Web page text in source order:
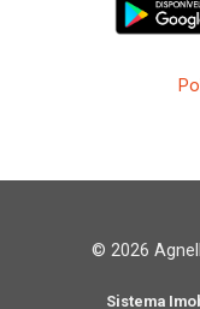
© 2026
Sistema